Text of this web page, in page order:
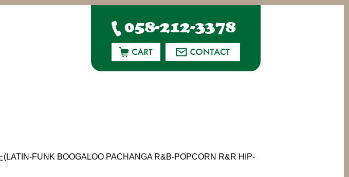
(LATIN-FUNK BOOGALOO PACHANGA R&B-POPCORN R&R HIP-